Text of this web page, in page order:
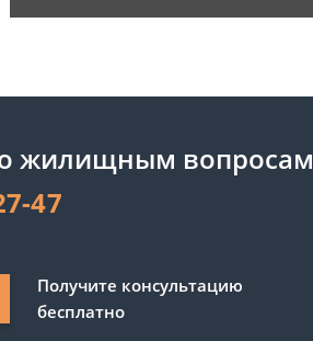
жилищным вопросам
47
Получите консультацию
бесплатно